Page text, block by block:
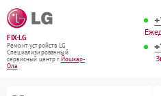
FIX-LG
Ремонт устройств LG
Специализированный
cервисный центр г.Йошкар-
Ола